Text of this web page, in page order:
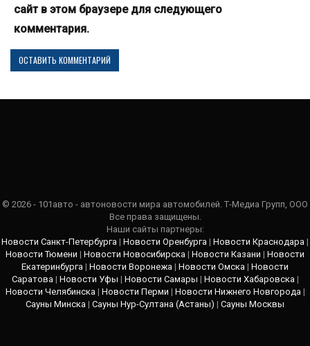
сайт в этом браузере для следующего
комментария.
© 2026 - 101авто - автоновости мира автомобилей. Т-Медиа Групп, ООО
Все права защищены.
Наши сайты партнеры:
Новости Санкт-Петербурга | Новости Оренбурга | Новости Краснодара |
Новости Тюмени | Новости Новосибирска | Новости Казани | Новости
Екатеринбурга | Новости Воронежа | Новости Омска | Новости
Саратова| Новости Уфы | Новости Самары | Новости Хабаровска|
Новости Челябинска| Новости Перми | Новости Нижнего Новгорода|
Сауны Минска | Сауны Нур-Султана (Астаны) | Сауны Москвы